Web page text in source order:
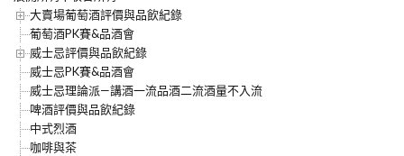
大賣場葡萄酒評價與品飲紀錄
葡萄酒PK賽&品酒會
威士忌評價與品飲紀錄
威士忌PK賽&品酒會
威士忌理論派—講酒一流品酒二流酒量不入流
啤酒評價與品飲紀錄
中式烈酒
咖啡與茶